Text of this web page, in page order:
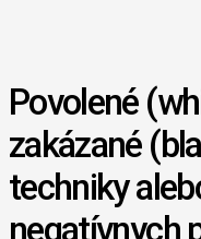
Povolené
zakázané
techniky
negatívnych